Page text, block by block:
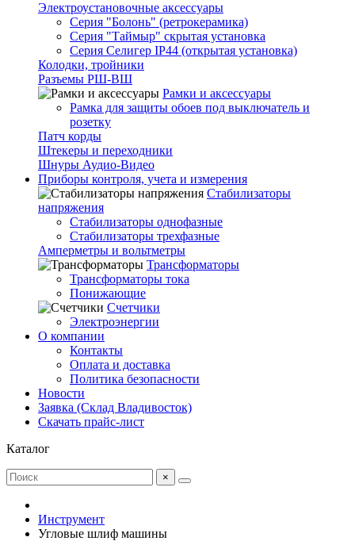
Электроустановочные аксессуары
Серия "Болонь" (ретрокерамика)
Серия "Таймыр" скрытая установка
Серия Селигер IP44 (открытая установка)
Колодки, тройники
Разъемы РШ-ВШ
Рамки и аксессуары
Рамка для защиты обоев под выключатель и
розетку
Патч корды
Штекеры и переходники
Шнуры Аудио-Видео
Приборы контроля, учета и измерения
Стабилизаторы
напряжения
Стабилизаторы однофазные
Стабилизаторы трехфазные
Амперметры и вольтметры
Трансформаторы
Трансформаторы тока
Понижающие
Счетчики
Электроэнергии
О компании
Контакты
Оплата и доставка
Политика безопасности
Новости
Заявка (Склад Владивосток)
Скачать прайс-лист
Каталог
×
Инструмент
Угловые шлиф машины